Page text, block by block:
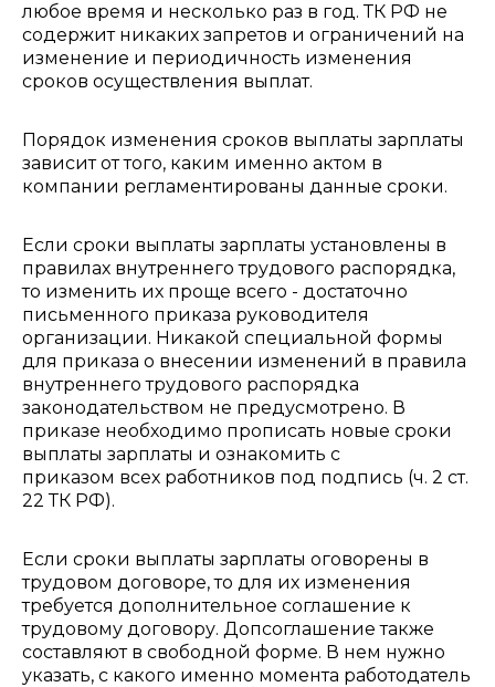
любое время и несколько раз в год. ТК РФ не
содержит никаких запретов и ограничений на
изменение и периодичность изменения
сроков осуществления выплат.
Порядок изменения сроков выплаты зарплаты
зависит от того, каким именно актом в
компании регламентированы данные сроки.
Если сроки выплаты зарплаты установлены в
правилах внутреннего трудового распорядка,
то изменить их проще всего - достаточно
письменного приказа руководителя
организации. Никакой специальной формы
для приказа о внесении изменений в правила
внутреннего трудового распорядка
законодательством не предусмотрено. В
приказе необходимо прописать новые сроки
выплаты зарплаты и ознакомить с
приказом всех работников под подпись (ч. 2 ст.
22 ТК РФ).
Если сроки выплаты зарплаты оговорены в
трудовом договоре, то для их изменения
требуется дополнительное соглашение к
трудовому договору. Допсоглашение также
составляют в свободной форме. В нем нужно
указать, с какого именно момента работодатель